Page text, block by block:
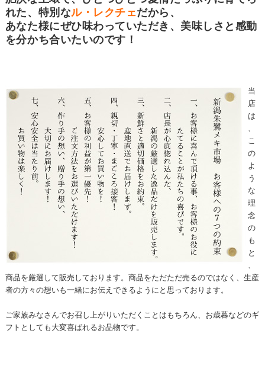
れた、特別なル・レクチェだから、
あなた様にぜひ味わっていただき、美味しさと感動
を分かち合いたいのです！
当
店
は
、
こ
の
よ
う
な
理
念
の
も
と
、
商品を厳選して販売しております。商品をただただ売るのではなく、生産
者の方々の想いも一緒にお伝えできるようにと思っております。
ご家族みなさんでお召し上がりいただくことはもちろん、お歳暮などのギ
フトとしても大変喜ばれるお品物です。